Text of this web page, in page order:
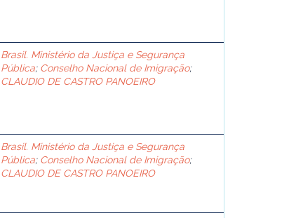
Brasil. Ministério da Justiça e Segurança
Pública; Conselho Nacional de Imigração;
CLAUDIO DE CASTRO PANOEIRO
Brasil. Ministério da Justiça e Segurança
Pública; Conselho Nacional de Imigração;
CLAUDIO DE CASTRO PANOEIRO